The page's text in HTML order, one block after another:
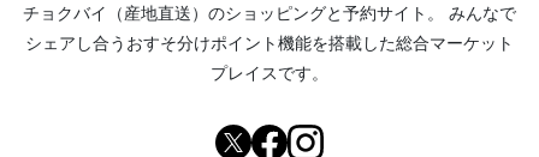
チョクバイ（産地直送） のショッピングと予約サイト。
みんなで
シェアし合う おすそ分けポイント機能を搭載した総合マーケット
プレイスです。